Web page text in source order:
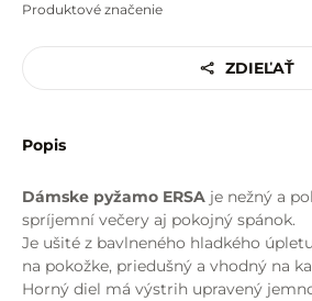
Produktové značenie
ZDIEĽAŤ
Popis
Dámske pyžamo ERSA je nežný a
spríjemní večery aj pokojný spánok.
Je ušité z bavlneného hladkého
na pokožke, priedušný a vhodný na
Horný diel má výstrih upravený